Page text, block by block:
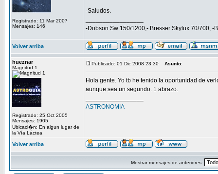
Registrado: 11 Mar 2007
Mensajes: 146
-Saludos.
-Dobson Sw 150/1200,- Bresser Skylux 70/700, -
Volver arriba
hueznar
Magnitud 1
Registrado: 25 Oct 2005
Mensajes: 1905
Ubicaci�n: En algun lugar de
la Vía Láctea
Publicado: 01 Dic 2008 23:30 Asunto:
Hola gente. Yo tb he tenido la oportunidad de
aunque sea un segundo. 1 abrazo.
ASTRONOMIA
Volver arriba
Mostrar mensajes de anteriores: